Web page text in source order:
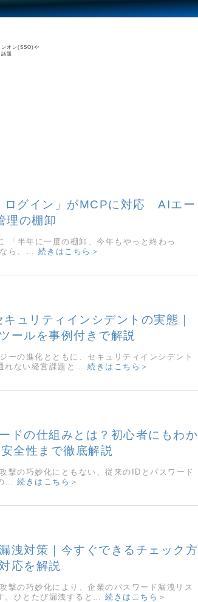
ンオン(SSO)や
題
ログイン」がMCPに対応 AIエー
理の棚卸
「半年に一度の棚卸、今年もやっと終わっ
ら、… 続きはこちら＞
ュリティインシデントの実態｜
ールを事例付きで解説
ーの進化とともに、セキュリティインシデント
れない経営課題と… 続きはこちら＞
ドの仕組みとは？初心者にもわか
全性まで徹底解説
撃の巧妙化にともない、従来のIDとパスワード
… 続きはこちら＞
洩対策｜今すぐできるチェック方
応を解説
撃の巧妙化により、企業のパスワード漏洩リス
。ひとたび漏洩すると… 続きはこちら＞